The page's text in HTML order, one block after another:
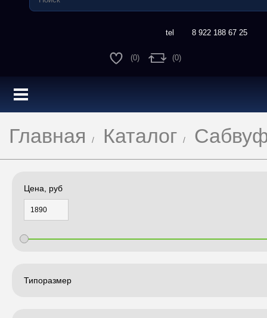
8 922 188 67 25
(0) (0)
Главная Каталог
Цена, руб
Типоразмер